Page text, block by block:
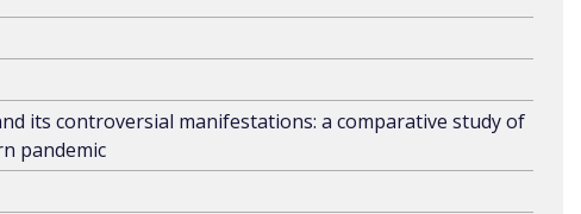
its controversial manifestations: a comparative study of
pandemic